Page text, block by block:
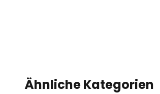
Ähnliche Kategorien